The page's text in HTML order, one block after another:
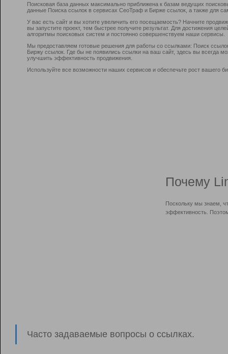
Поисковая база данных максимально приближена к базам ведущих
данные Поиска ссылок в сервисах СеоТраф и Бирже ссылок, а также для
У вас есть сайт и вы хотите увеличить его посещаемость? Начните
вы запустите проект, тем быстрее получите результат. Для достижения
алгоритмы поисковых систем и постоянно совершенствуем наши сервисы.
Мы предоставляем готовые решения для работы со ссылками: Поиск
Биржу ссылок. Где бы не появились ссылки на ваш сайт, здесь вы всегда
улучшить эффективность продвижения.
Используйте все возможности наших сервисов и обеспечьте рост вашего
Почему
Поскольку мы знаем,
эффективность.
Часто задаваемые вопросы о ссылках.